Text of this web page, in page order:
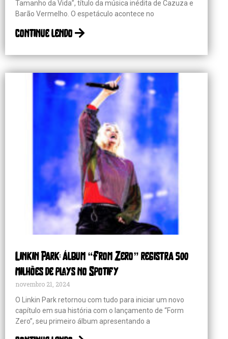
Tamanho da Vida”, título da música inédita de Cazuza e
Barão Vermelho. O espetáculo acontece no
continue lendo
Linkin Park: álbum “From Zero” registra 500
milhões de plays no Spotify
novembro 21, 2024
O Linkin Park retornou com tudo para iniciar um novo
capítulo em sua história com o lançamento de “Form
Zero”, seu primeiro álbum apresentando a